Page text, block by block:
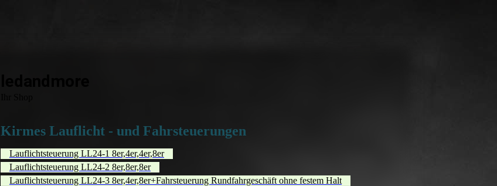
Kirmes Lauflicht - und Fahrsteuerungen
Lauflichtsteuerung LL24-1 8er,4er,4er,8er
Lauflichtsteuerung LL24-2 8er,8er,8er
Lauflichtsteuerung LL24-3 8er,4er,8er+Fahrsteuerung Rundfahrgeschäft ohne festem Halt